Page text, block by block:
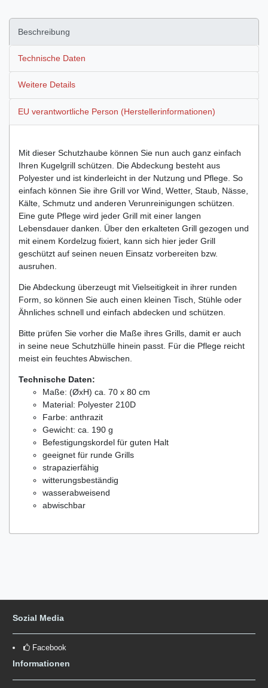
Beschreibung
Technische Daten
Weitere Details
EU verantwortliche Person (Herstellerinformationen)
Mit dieser Schutzhaube können Sie nun auch ganz einfach
Ihren Kugelgrill schützen. Die Abdeckung besteht aus
Polyester und ist kinderleicht in der Nutzung und Pflege. So
einfach können Sie ihre Grill vor Wind, Wetter, Staub, Nässe,
Kälte, Schmutz und anderen Verunreinigungen schützen.
Eine gute Pflege wird jeder Grill mit einer langen
Lebensdauer danken. Über den erkalteten Grill gezogen und
mit einem Kordelzug fixiert, kann sich hier jeder Grill
geschützt auf seinen neuen Einsatz vorbereiten bzw.
ausruhen.
Die Abdeckung überzeugt mit Vielseitigkeit in ihrer runden
Form, so können Sie auch einen kleinen Tisch, Stühle oder
Ähnliches schnell und einfach abdecken und schützen.
Bitte prüfen Sie vorher die Maße ihres Grills, damit er auch
in seine neue Schutzhülle hinein passt. Für die Pflege reicht
meist ein feuchtes Abwischen.
Technische Daten:
Maße: (ØxH) ca. 70 x 80 cm
Material: Polyester 210D
Farbe: anthrazit
Gewicht: ca. 190 g
Befestigungskordel für guten Halt
geeignet für runde Grills
strapazierfähig
witterungsbeständig
wasserabweisend
abwischbar
Sozial Media
Facebook
Informationen